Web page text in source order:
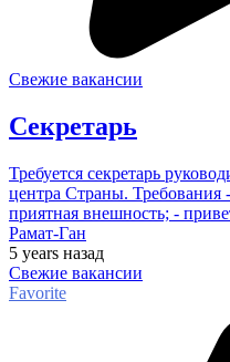
Свежие вакансии
Секретарь
Требуется секретарь
центра Страны. Требования
приятная внешность; -
Рамат-Ган
5 years назад
Свежие вакансии
Favorite